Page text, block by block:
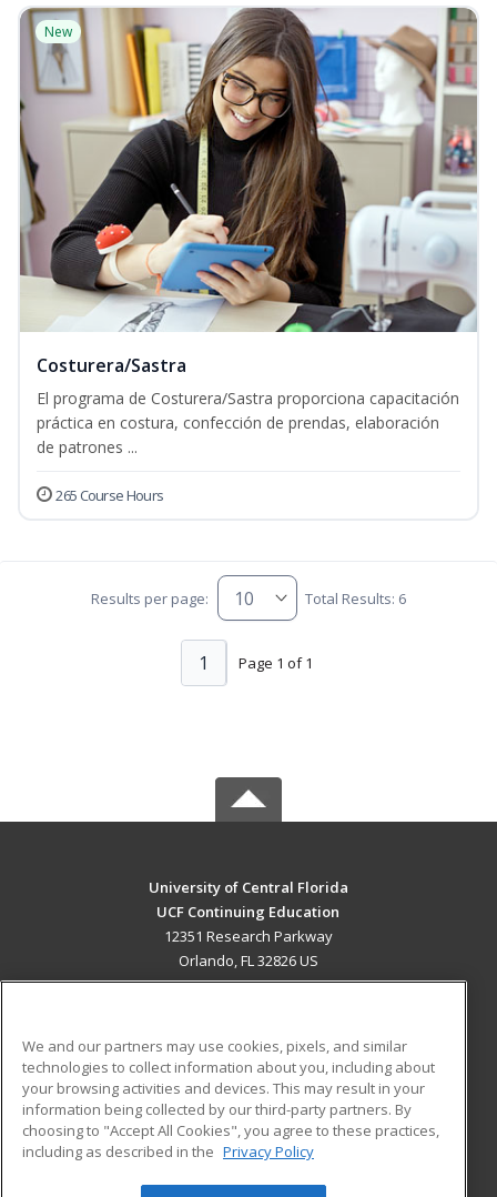
New
Costurera/Sastra
El programa de Costurera/Sastra proporciona capacitación
práctica en costura, confección de prendas, elaboración
de patrones ...
265 Course Hours
Results per page: Total Results: 6
Page 1 of 1
1
University of Central Florida
UCF Continuing Education
12351 Research Parkway
Orlando, FL 32826 US
ADDITIONAL RESOURCES
Military
Financial Assistance
Help
Student Blog
We and our partners may use cookies, pixels, and similar
technologies to collect information about you, including about
your browsing activities and devices. This may result in your
information being collected by our third-party partners. By
choosing to "Accept All Cookies", you agree to these practices,
including as described in the Privacy Policy